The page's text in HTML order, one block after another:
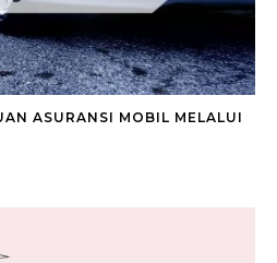
ASURANSI MOBIL MELALUI